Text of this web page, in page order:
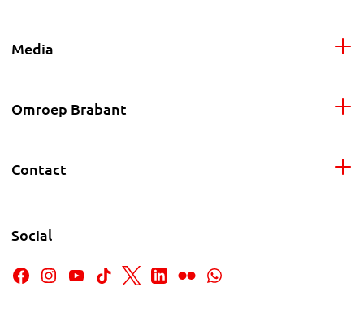
Media
Omroep Brabant
Contact
Social